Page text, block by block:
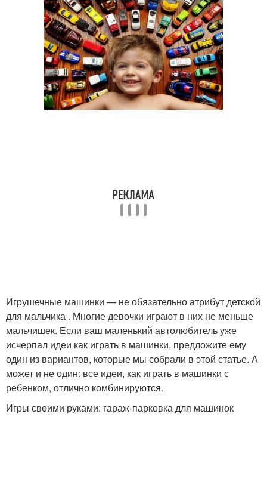
Игрушечные машинки — не обязательно атрибут детской
для мальчика . Многие девочки играют в них не меньше
мальчишек. Если ваш маленький автолюбитель уже
исчерпал идеи как играть в машинки, предложите ему
один из вариантов, которые мы собрали в этой статье. А
может и не один: все идеи, как играть в машинки с
ребенком, отлично комбинируются.
Игры своими руками: гараж-парковка для машинок